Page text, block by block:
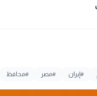
#إيران #مصر #محافظ